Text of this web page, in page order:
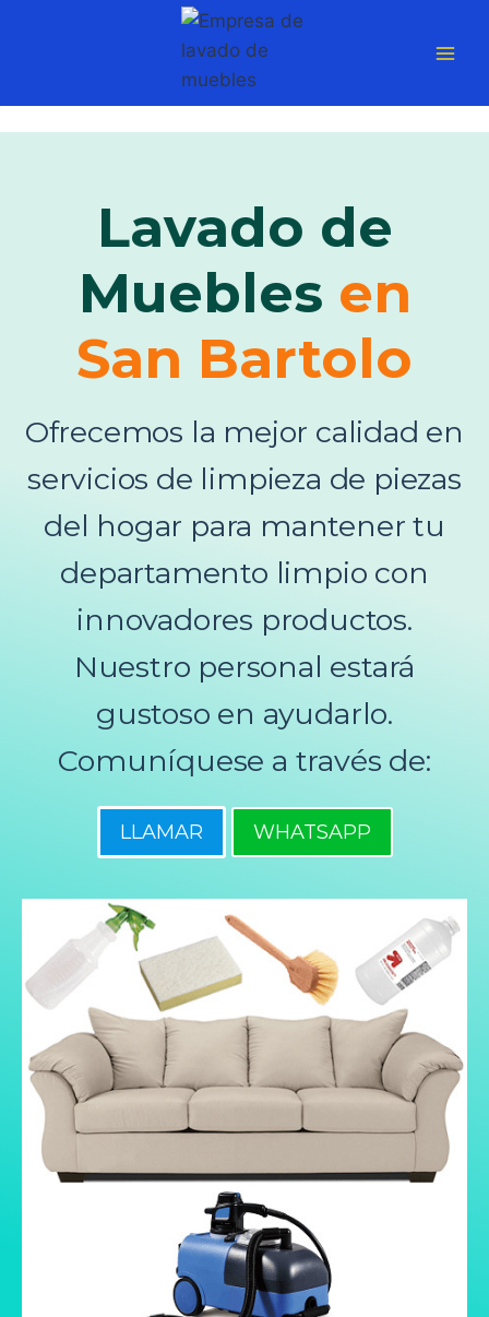
Lavado de
Muebles en
San Bartolo
Ofrecemos la mejor calidad en
servicios de limpieza de piezas
del hogar para mantener tu
departamento limpio con
innovadores productos.
Nuestro personal estará
gustoso en ayudarlo.
Comuníquese a través de:
LLAMAR WHATSAPP